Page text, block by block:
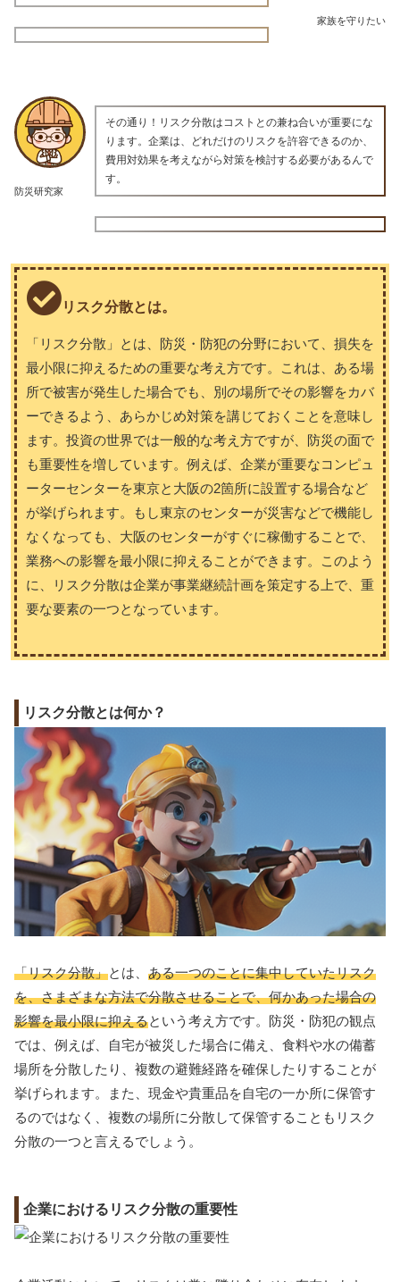
家族を守りたい
防災研究家
その通り！リスク分散はコストとの兼ね合いが重要にな
ります。企業は、どれだけのリスクを許容できるのか、
費用対効果を考えながら対策を検討する必要があるんで
す。
リスク分散とは。
「リスク分散」とは、防災・防犯の分野において、損失を
最小限に抑えるための重要な考え方です。これは、ある場
所で被害が発生した場合でも、別の場所でその影響をカバ
ーできるよう、あらかじめ対策を講じておくことを意味し
ます。投資の世界では一般的な考え方ですが、防災の面で
も重要性を増しています。例えば、企業が重要なコンピュ
ーターセンターを東京と大阪の2箇所に設置する場合など
が挙げられます。もし東京のセンターが災害などで機能し
なくなっても、大阪のセンターがすぐに稼働することで、
業務への影響を最小限に抑えることができます。このよう
に、リスク分散は企業が事業継続計画を策定する上で、重
要な要素の一つとなっています。
リスク分散とは何か？
「リスク分散」とは、 ある一つのことに集中していたリスク
を、さまざまな方法で分散させることで、何かあった場合の
影響を最小限に抑えるという考え方です。防災・防犯の観点
では、例えば、自宅が被災した場合に備え、食料や水の備蓄
場所を分散したり、複数の避難経路を確保したりすることが
挙げられます。また、現金や貴重品を自宅の一か所に保管す
るのではなく、複数の場所に分散して保管することもリスク
分散の一つと言えるでしょう。
企業におけるリスク分散の重要性